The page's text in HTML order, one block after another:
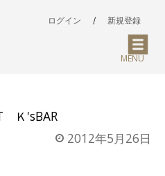
ログイン / 新規登録
MENU
Ｋ'sBAR
2012年5月26日